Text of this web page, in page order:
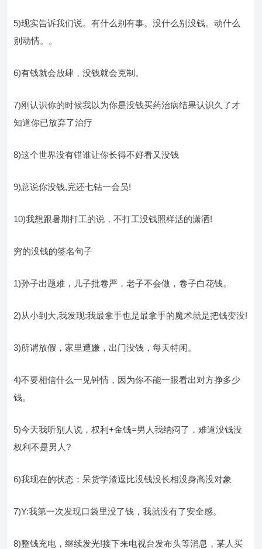
5)现实告诉我们说。有什么别有事。没什么别没钱。动什么
别动情。。
6)有钱就会放肆，没钱就会克制。
7)刚认识你的时候我以为你是没钱买药治病结果认识久了才
知道你已放弃了治疗
8)这个世界没有错谁让你长得不好看又没钱
9)总说你没钱,完还七钻一会员!
10)我想跟暑期打工的说，不打工没钱照样活的潇洒!
穷的没钱的签名句子
1)孙子出题难，儿子批卷严，老子不会做，卷子白花钱。
2)从小到大,我发现:我最拿手也是最拿手的魔术就是把钱变没!
3)所谓放假，家里遭嫌，出门没钱，每天特闲。
4)不要相信什么一见钟情，因为你不能一眼看出对方挣多少
钱。
5)今天我听别人说，权利+金钱=男人我纳闷了，难道没钱没
权利不是男人?
6)我现在的状态：呆货学渣逗比没钱没长相没身高没对象
7)Y:我第一次发现口袋里没了钱，我就没有了安全感。
8)整钱充电，继续发光!接下来电视台发布头等消息，某人买